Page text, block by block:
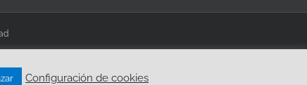
Configuración de cookies